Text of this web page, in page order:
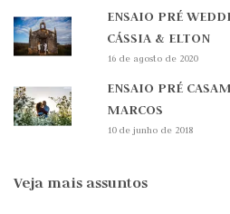
ENSAIO PRÉ
CÁSSIA & ELTON
16 de agosto de 2020
ENSAIO PRÉ
MARCOS
10 de junho de 2018
Veja mais assuntos